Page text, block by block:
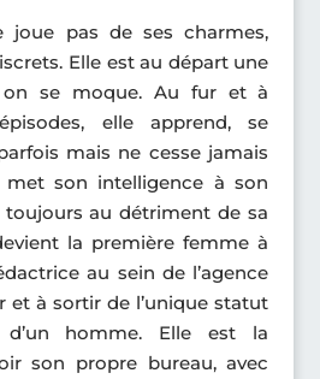
joue pas de ses charmes,
Elle est au départ une
on se moque. Au fur et à
elle apprend, se
mais ne cesse jamais
met son intelligence à son
toujours au détriment de sa
la première femme à
au sein de l’agence
et à sortir de l’unique statut
d’un homme. Elle est la
son propre bureau, avec